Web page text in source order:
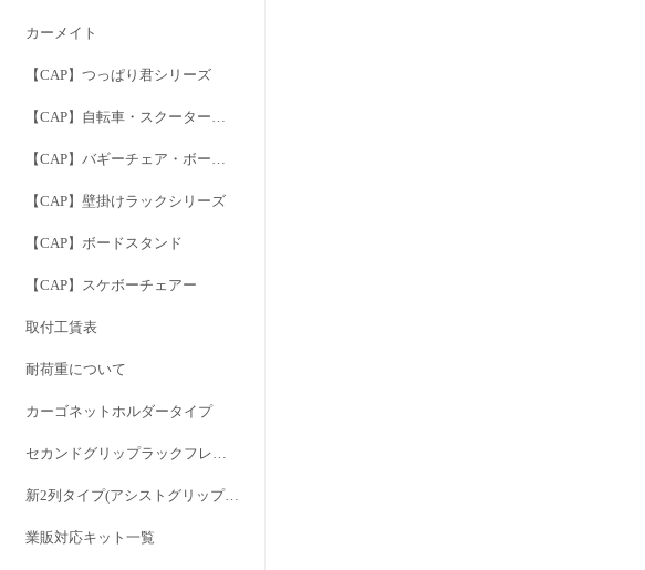
カーメイト
【CAP】つっぱり君シリーズ
【CAP】自転車・スクーター用キャリア
【CAP】バギーチェア・ボードドーリー
【CAP】壁掛けラックシリーズ
【CAP】ボードスタンド
【CAP】スケボーチェアー
取付工賃表
耐荷重について
カーゴネットホルダータイプ
セカンドグリップラックフレーム
新2列タイプ(アシストグリップを外さずに1・2列間のサイドフレームタイプ)
業販対応キット一覧